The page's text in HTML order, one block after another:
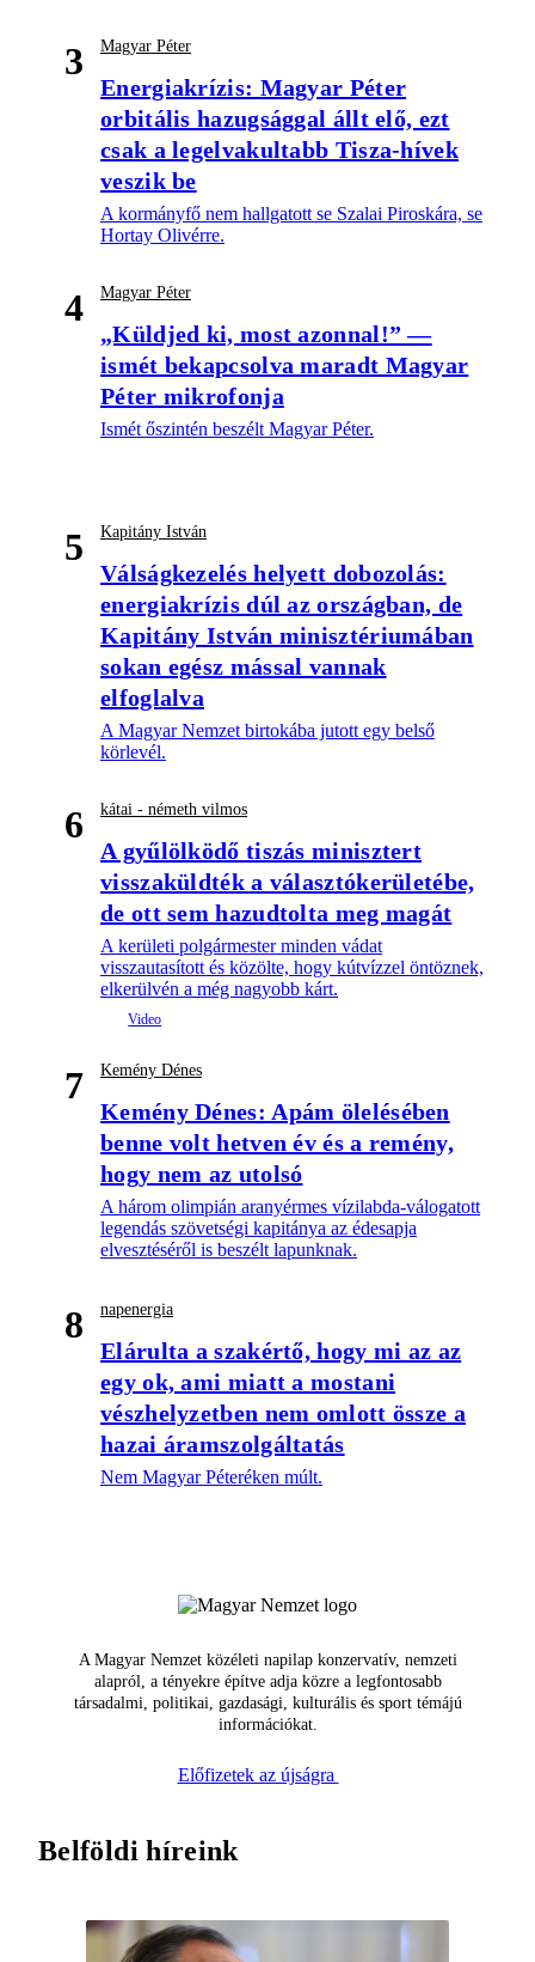
3 Magyar Péter
Energiakrízis: Magyar Péter
orbitális hazugsággal állt elő, ezt
csak a legelvakultabb Tisza-hívek
veszik be
A kormányfő nem hallgatott se Szalai Piroskára, se
Hortay Olivérre.
4 Magyar Péter
„Küldjed ki, most azonnal!” —
ismét bekapcsolva maradt Magyar
Péter mikrofonja
Ismét őszintén beszélt Magyar Péter.
5 Kapitány István
Válságkezelés helyett dobozolás:
energiakrízis dúl az országban, de
Kapitány István minisztériumában
sokan egész mással vannak
elfoglalva
A Magyar Nemzet birtokába jutott egy belső
körlevél.
6 kátai - németh vilmos
A gyűlölködő tiszás minisztert
visszaküldték a választókerületébe,
de ott sem hazudtolta meg magát
A kerületi polgármester minden vádat
visszautasított és közölte, hogy kútvízzel öntöznek,
elkerülvén a még nagyobb kárt.
7 Kemény Dénes
Kemény Dénes: Apám ölelésében
benne volt hetven év és a remény,
hogy nem az utolsó
A három olimpián aranyérmes vízilabda-válogatott
legendás szövetségi kapitánya az édesapja
elvesztéséről is beszélt lapunknak.
8 napenergia
Elárulta a szakértő, hogy mi az az
egy ok, ami miatt a mostani
vészhelyzetben nem omlott össze a
hazai áramszolgáltatás
Nem Magyar Péteréken múlt.
A Magyar Nemzet közéleti napilap konzervatív, nemzeti
alapról, a tényekre építve adja közre a legfontosabb
társadalmi, politikai, gazdasági, kulturális és sport témájú
információkat.
Előfizetek az újságra
Belföldi híreink